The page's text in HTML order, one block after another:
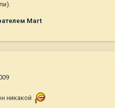
Mart
никакой